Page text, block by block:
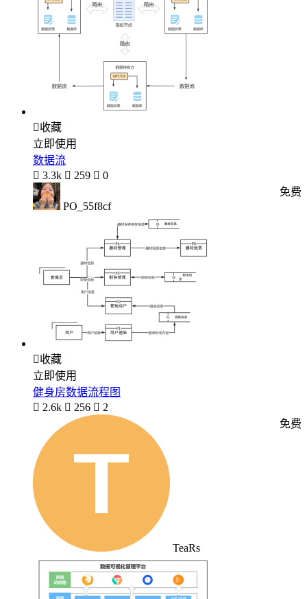
收藏
立即使用
数据流
 3.3k  259  0
PO_55f8cf
免费
收藏
立即使用
健身房数据流程图
 2.6k  256  2
TeaRs
免费